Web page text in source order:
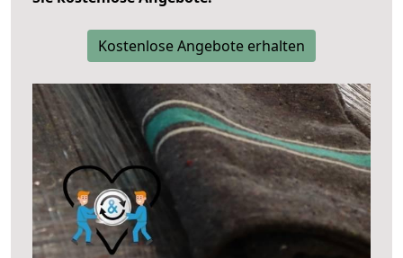
Kostenlose Angebote erhalten